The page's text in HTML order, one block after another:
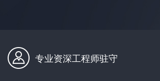
专业资深工程师驻守